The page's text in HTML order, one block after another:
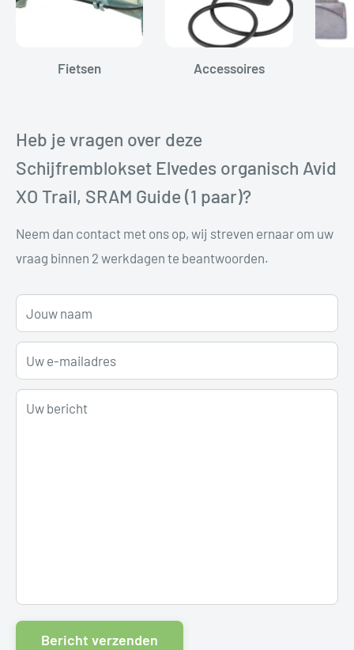
Fietsen Accessoires
Heb je vragen over deze
Schijfremblokset Elvedes organisch Avid
XO Trail, SRAM Guide (1 paar)?
Neem dan contact met ons op, wij streven ernaar om uw
vraag binnen 2 werkdagen te beantwoorden.
Jouw naam
Uw e-mailadres
Uw bericht
Bericht verzenden